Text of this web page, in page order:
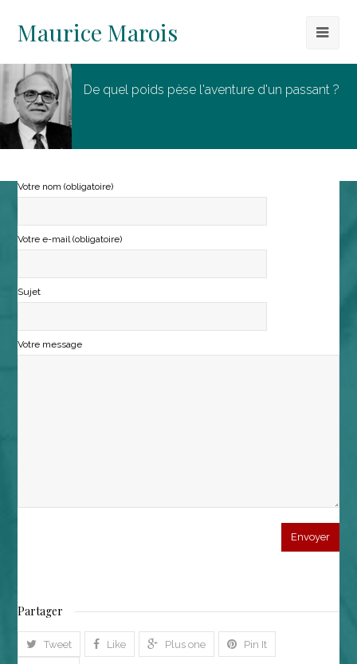
Maurice Marois
De quel poids pèse l'aventure d'un passant ?
Votre nom (obligatoire)
Votre e-mail (obligatoire)
Sujet
Votre message
Partager
Tweet Like Plus one Pin It